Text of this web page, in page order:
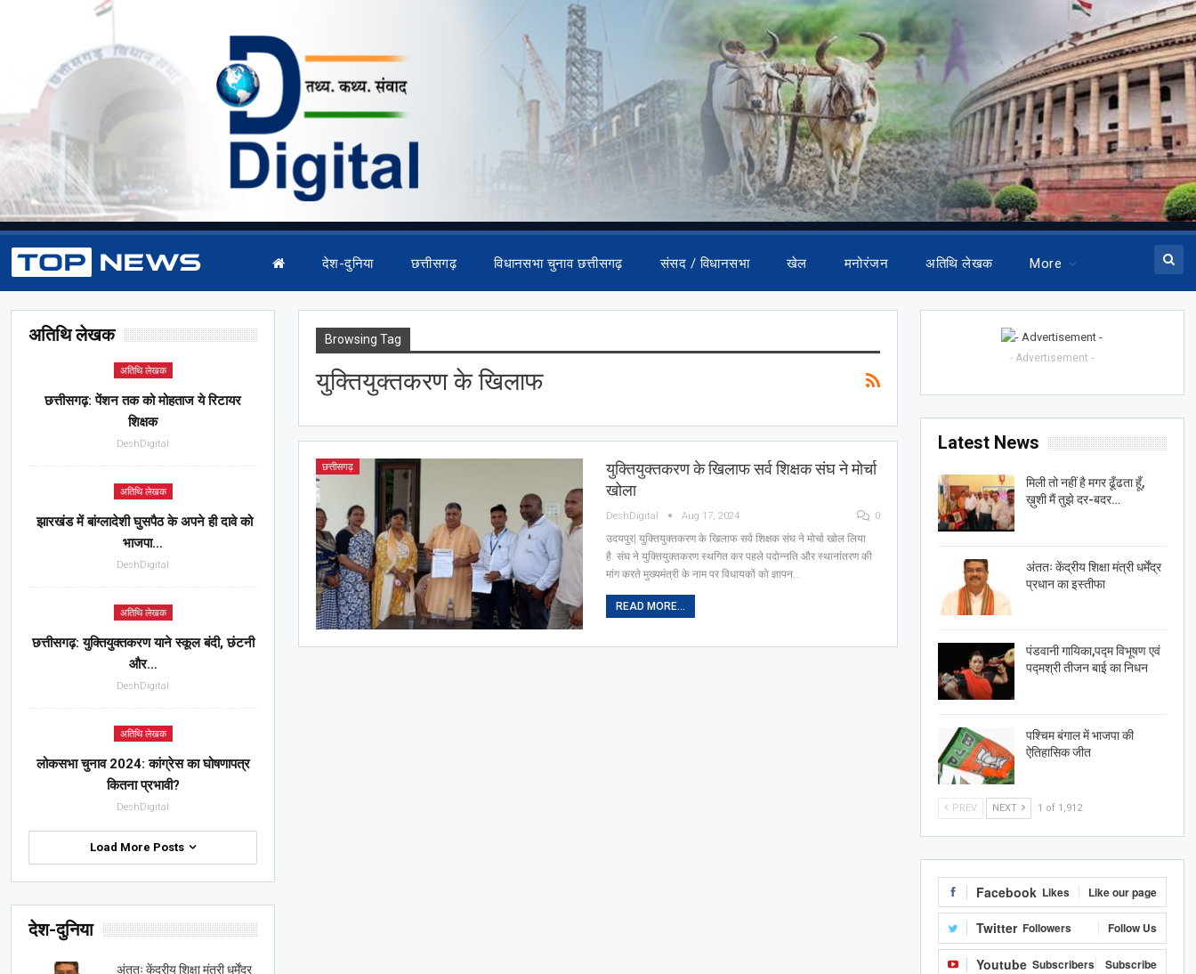
देश-दुनिया छत्तीसगढ़ विधानसभा चुनाव छत्तीसगढ़ संसद / विधानसभा खेल मनोरंजन अतिथि लेखक More
Browsing Tag
युक्तियुक्तकरण के खिलाफ
छत्तीसगढ़
युक्तियुक्तकरण के खिलाफ सर्व शिक्षक संघ ने मोर्चा
खोला
DeshDigital Aug 17, 2024 0
उदयपुर| युक्तियुक्तकरण के खिलाफ सर्व शिक्षक संघ ने मोर्चा खोल लिया
है. संघ ने युक्तियुक्तकरण स्थगित कर पहले पदोन्नति और स्थानांतरण की
मांग करते मुख्यमंत्री के नाम पर विधायकों को ज्ञापन…
READ MORE...
- Advertisement -
Latest News
मिली तो नहीं है मगर ढूँढता हूँ,
ख़ुशी मैं तुझे दर-बदर…
अंततः केंद्रीय शिक्षा मंत्री धर्मेंद्र
प्रधान का इस्तीफा
पंडवानी गायिका,पद्म विभूषण एवं
पद्मश्री तीजन बाई का निधन
पश्चिम बंगाल में भाजपा की
ऐतिहासिक जीत
PREV NEXT 1 of 1,912
Facebook Likes Like our page
Twitter Followers Follow Us
Youtube Subscribers Subscribe
अतिथि लेखक
अतिथि लेखक
छत्तीसगढ़: पेंशन तक को मोहताज ये रिटायर
शिक्षक
DeshDigital
अतिथि लेखक
झारखंड में बांग्लादेशी घुसपैठ के अपने ही दावे को
भाजपा…
DeshDigital
अतिथि लेखक
छत्तीसगढ़: युक्तियुक्तकरण याने स्कूल बंदी, छंटनी
और…
DeshDigital
अतिथि लेखक
लोकसभा चुनाव 2024: कांग्रेस का घोषणापत्र
कितना प्रभावी?
DeshDigital
Load More Posts
देश-दुनिया
अंततः केंद्रीय शिक्षा मंत्री धर्मेंद्र